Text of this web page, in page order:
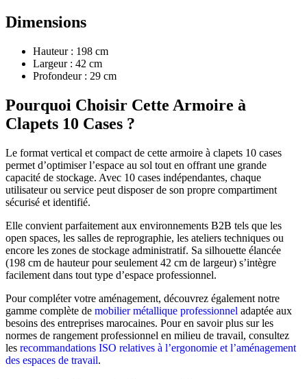
Dimensions
Hauteur : 198 cm
Largeur : 42 cm
Profondeur : 29 cm
Pourquoi Choisir Cette Armoire à
Clapets 10 Cases ?
Le format vertical et compact de cette armoire à clapets 10 cases
permet d’optimiser l’espace au sol tout en offrant une grande
capacité de stockage. Avec 10 cases indépendantes, chaque
utilisateur ou service peut disposer de son propre compartiment
sécurisé et identifié.
Elle convient parfaitement aux environnements B2B tels que les
open spaces, les salles de reprographie, les ateliers techniques ou
encore les zones de stockage administratif. Sa silhouette élancée
(198 cm de hauteur pour seulement 42 cm de largeur) s’intègre
facilement dans tout type d’espace professionnel.
Pour compléter votre aménagement, découvrez également notre
gamme complète de mobilier métallique professionnel adaptée aux
besoins des entreprises marocaines. Pour en savoir plus sur les
normes de rangement professionnel en milieu de travail, consultez
les recommandations ISO relatives à l’ergonomie et l’aménagement
des espaces de travail.